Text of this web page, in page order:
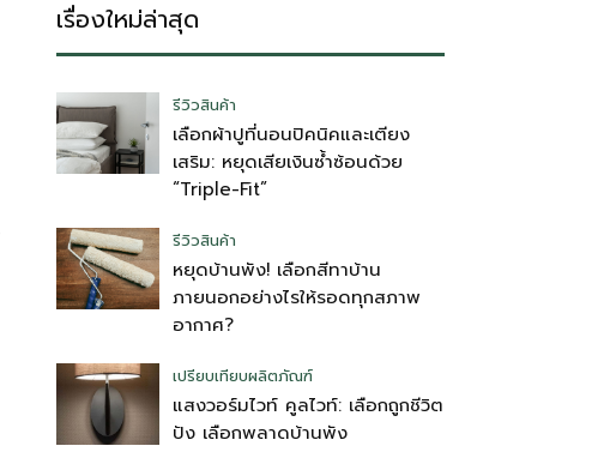
เรื่องใหม่ล่าสุด
รีวิวสินค้า
เลือกผ้าปูที่นอนปิคนิคและเตียง
เสริม: หยุดเสียเงินซ้ำซ้อนด้วย
“Triple-Fit”
รีวิวสินค้า
หยุดบ้านพัง! เลือกสีทาบ้าน
ภายนอกอย่างไรให้รอดทุกสภาพ
อากาศ?
เปรียบเทียบผลิตภัณฑ์
แสงวอร์มไวท์ คูลไวท์: เลือกถูกชีวิต
ปัง เลือกพลาดบ้านพัง